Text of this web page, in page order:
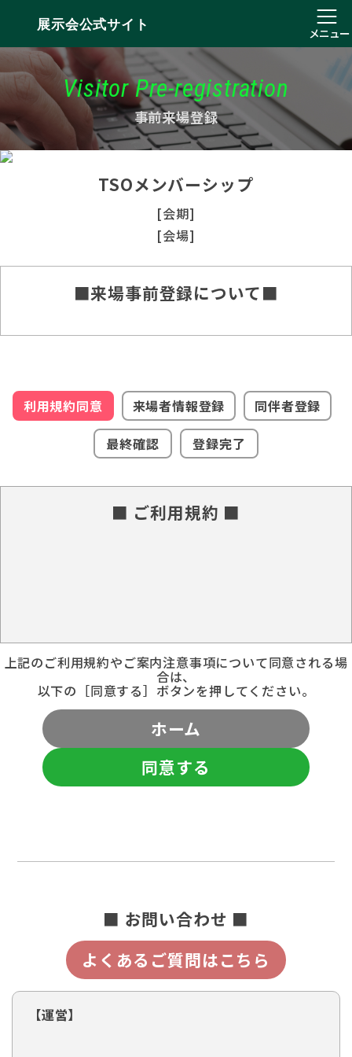
展示会公式サイト
メニュー
Visitor Pre-registration
事前来場登録
TSOメンバーシップ
[会期]
[会場]
■来場事前登録について■
利用規約同意 来場者情報登録
同伴者登録
最終確認
登録完了
■ ご利用規約 ■
上記のご利用規約やご案内注意事項について同意される場
合は、
以下の［同意する］ボタンを押してください。
ホーム
同意する
■ お問い合わせ ■
よくあるご質問はこちら
【運営】